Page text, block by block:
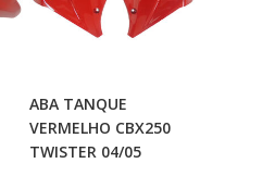
Adicionar Ao
Carrinho
ABA TANQUE
VERMELHO CBX250
TWISTER 04/05